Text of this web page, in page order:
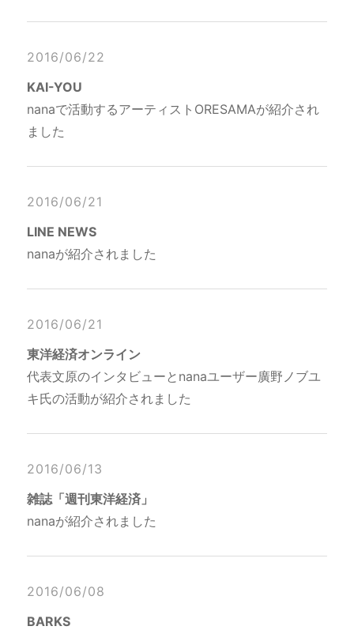
2016/06/22
KAI-YOU
nanaで活動するアーティストORESAMAが紹介され
ました
2016/06/21
LINE NEWS
nanaが紹介されました
2016/06/21
東洋経済オンライン
代表文原のインタビューとnanaユーザー廣野ノブユ
キ氏の活動が紹介されました
2016/06/13
雑誌「週刊東洋経済」
nanaが紹介されました
2016/06/08
BARKS